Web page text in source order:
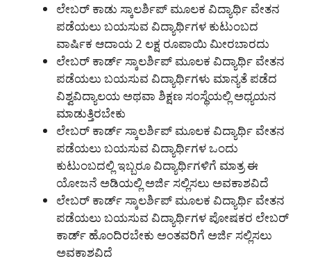
ಲೇಬರ್ ಕಾಡು ಸ್ಕಾಲರ್ಶಿಪ್ ಮೂಲಕ ವಿದ್ಯಾರ್ಥಿ ವೇತನ
ಪಡೆಯಲು ಬಯಸುವ ವಿದ್ಯಾರ್ಥಿಗಳ ಕುಟುಂಬದ
ವಾರ್ಷಿಕ ಆದಾಯ 2 ಲಕ್ಷ ರೂಪಾಯಿ ಮೀರಬಾರದು
ಲೇಬರ್ ಕಾರ್ಡ್ ಸ್ಕಾಲರ್ಶಿಪ್ ಮೂಲಕ ವಿದ್ಯಾರ್ಥಿ ವೇತನ
ಪಡೆಯಲು ಬಯಸುವ ವಿದ್ಯಾರ್ಥಿಗಳು ಮಾನ್ಯತೆ ಪಡೆದ
ವಿಶ್ವವಿದ್ಯಾಲಯ ಅಥವಾ ಶಿಕ್ಷಣ ಸಂಸ್ಥೆಯಲ್ಲಿ ಅಧ್ಯಯನ
ಮಾಡುತ್ತಿರಬೇಕು
ಲೇಬರ್ ಕಾರ್ಡ್ ಸ್ಕಾಲರ್ಶಿಪ್ ಮೂಲಕ ವಿದ್ಯಾರ್ಥಿ ವೇತನ
ಪಡೆಯಲು ಬಯಸುವ ವಿದ್ಯಾರ್ಥಿಗಳ ಒಂದು
ಕುಟುಂಬದಲ್ಲಿ ಇಬ್ಬರೂ ವಿದ್ಯಾರ್ಥಿಗಳಿಗೆ ಮಾತ್ರ ಈ
ಯೋಜನೆ ಅಡಿಯಲ್ಲಿ ಅರ್ಜಿ ಸಲ್ಲಿಸಲು ಅವಕಾಶವಿದೆ
ಲೇಬರ್ ಕಾರ್ಡ್ ಸ್ಕಾಲರ್ಶಿಪ್ ಮೂಲಕ ವಿದ್ಯಾರ್ಥಿ ವೇತನ
ಪಡೆಯಲು ಬಯಸುವ ವಿದ್ಯಾರ್ಥಿಗಳ ಪೋಷಕರ ಲೇಬರ್
ಕಾರ್ಡ್ ಹೊಂದಿರಬೇಕು ಅಂತವರಿಗೆ ಅರ್ಜಿ ಸಲ್ಲಿಸಲು
ಅವಕಾಶವಿದೆ